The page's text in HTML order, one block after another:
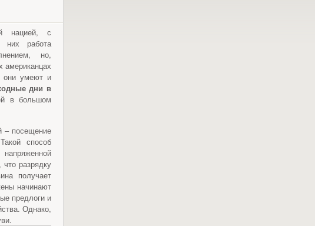
нацией, с
них работа
но,
американцах
они умеют и
дни в
в большом
– посещение
способ
разрядку
получает
начинают
предлоги и
Однако,